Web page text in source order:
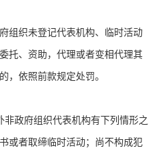
组织未登记代表机构、临时活动
托、资助，代理或者变相代理其
，依照前款规定处罚。
政府组织代表机构有下列情形之
或者取缔临时活动；尚不构成犯